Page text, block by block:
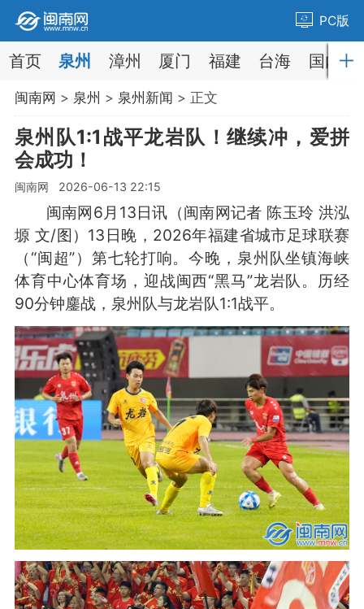
PC版
首页 泉州 漳州 厦门 福建 台海 国内
闽南网 > 泉州 > 泉州新闻 > 正文
泉州队1:1战平龙岩队！继续冲，爱拼
会成功！
闽南网 2026-06-13 22:15
闽南网6月13日讯（闽南网记者 陈玉玲 洪泓
塬 文/图）13日晚，2026年福建省城市足球联赛
（“闽超”）第七轮打响。今晚，泉州队坐镇海峡
体育中心体育场，迎战闽西“黑马”龙岩队。历经
90分钟鏖战，泉州队与龙岩队1:1战平。